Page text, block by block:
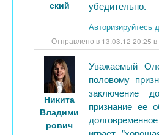
ский убедительно.
Авторизируйтесь
Отправлено в 13.03.12 20:25
Никита
Владими
рович
Уважаемый
половому
заключение
признание ее